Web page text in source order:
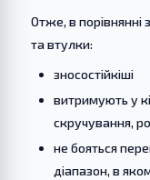
Отже, в порівнянні
та втулки:
зносостійкіші
витримують у
скручування,
не бояться
діапазон, в